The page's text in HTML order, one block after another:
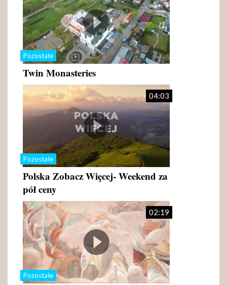
Pozostałe
Twin Monasteries
Pozostałe
04:03
Polska Zobacz Więcej- Weekend za
pół ceny
Pozostałe
02:19